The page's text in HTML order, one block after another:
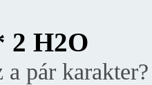
2 H2O
a pár